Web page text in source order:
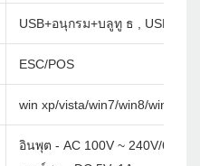
USB+อนุกรม+บลูทู ธ , USB+อนุ
ESC/POS
win xp/vista/win7/win8/win10/
อินพุต - AC 100V ~ 240V/60Hz